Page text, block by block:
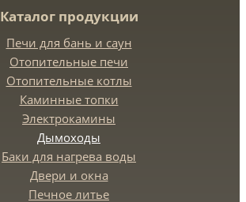
Каталог продукции
Печи для бань и саун
Отопительные печи
Отопительные котлы
Каминные топки
Электрокамины
Дымоходы
Баки для нагрева воды
Двери и окна
Печное литье